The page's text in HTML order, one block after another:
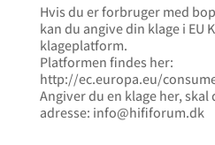
Hvis du er forbruger med
kan du angive din klage i EU
klageplatform.
Platformen findes her:
http://ec.europa.eu/
Angiver du en klage her,
adresse: info@hififorum.dk